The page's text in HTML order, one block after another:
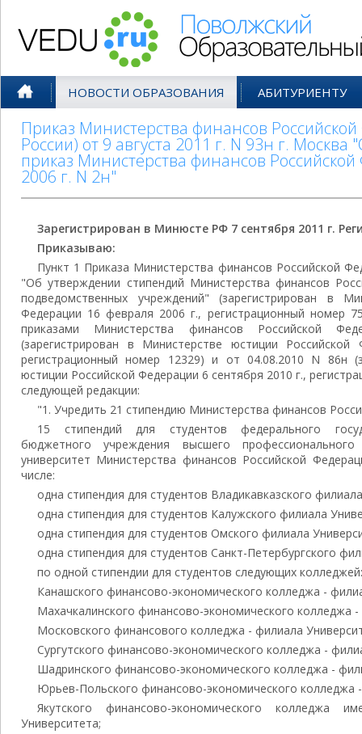
НОВОСТИ ОБРАЗОВАНИЯ АБИТУРИЕНТУ
Приказ Министерства финансов
России) от 9 августа 2011 г. N 93н г.
приказ Министерства финансов
2006 г. N 2н"
Зарегистрирован в Минюсте РФ 7 сентября 2011 г.
Приказываю:
Пункт 1 Приказа Министерства финансов Российской
"Об утверждении стипендий Министерства финансов
подведомственных учреждений" (зарегистрирован в
Федерации 16 февраля 2006 г., регистрационный номер
приказами Министерства финансов Российской
(зарегистрирован в Министерстве юстиции
регистрационный номер 12329) и от 04.08.2010 N 86н
юстиции Российской Федерации 6 сентября 2010 г.,
следующей редакции:
"1. Учредить 21 стипендию Министерства финансов
15 стипендий для студентов федерального
бюджетного учреждения высшего профессионального
университет Министерства финансов Российской
числе:
одна стипендия для студентов Владикавказского
одна стипендия для студентов Калужского филиала
одна стипендия для студентов Омского филиала
одна стипендия для студентов Санкт-Петербургского
по одной стипендии для студентов следующих колледжей:
Канашского финансово-экономического колледжа -
Махачкалинского финансово-экономического колледжа
Московского финансового колледжа - филиала
Сургутского финансово-экономического колледжа -
Шадринского финансово-экономического колледжа -
Юрьев-Польского финансово-экономического колледжа
Якутского финансово-экономического
Университета;